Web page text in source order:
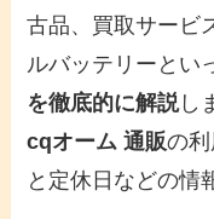
古品、買取サービ
ルバッテリーとい
を徹底的に解説し
cqオーム 通販の
と定休日などの情